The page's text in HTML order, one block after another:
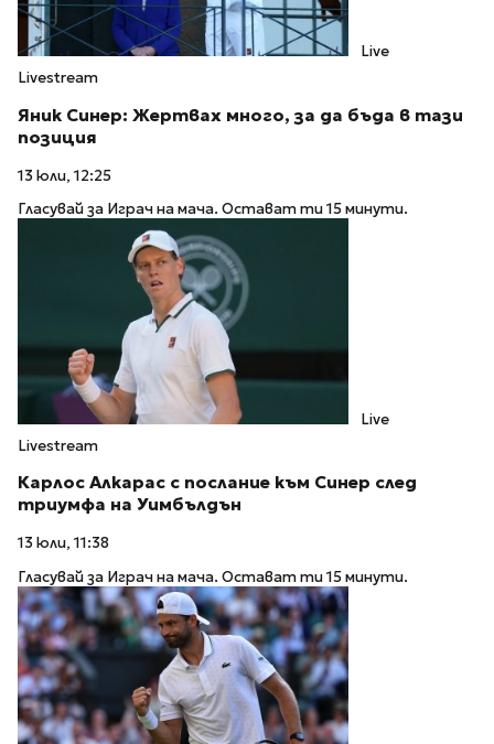
Live
Livestream
Яник Синер: Жертвах много, за да бъда в тази
позиция
13 юли, 12:25
Гласувай за Играч на мача. Остават ти 15 минути.
Live
Livestream
Карлос Алкарас с послание към Синер след
триумфа на Уимбълдън
13 юли, 11:38
Гласувай за Играч на мача. Остават ти 15 минути.